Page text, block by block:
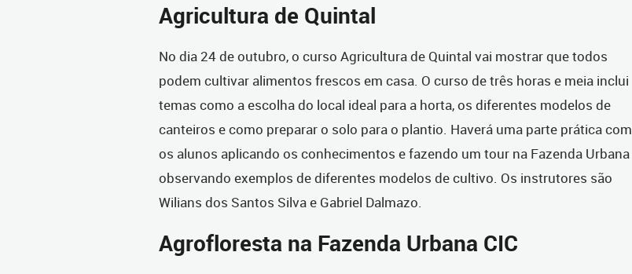
Agricultura de Quintal
No dia 24 de outubro, o curso Agricultura de Quintal vai mostrar que todos
podem cultivar alimentos frescos em casa. O curso de três horas e meia inclui
temas como a escolha do local ideal para a horta, os diferentes modelos de
canteiros e como preparar o solo para o plantio. Haverá uma parte prática com
os alunos aplicando os conhecimentos e fazendo um tour na Fazenda Urbana
observando exemplos de diferentes modelos de cultivo. Os instrutores são
Wilians dos Santos Silva e Gabriel Dalmazo.
Agrofloresta na Fazenda Urbana CIC